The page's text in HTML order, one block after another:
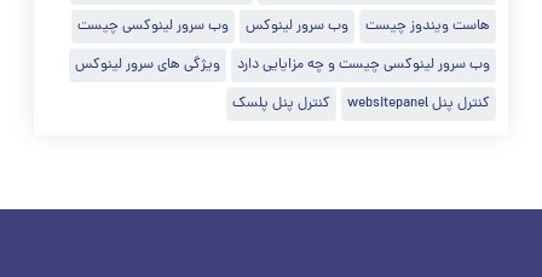
هاست ویندوز چیست
وب سرور لینوکس
وب سرور لینوکسی چیست
وب سرور لینوکسی چیست و چه مزایایی دارد
ویژگی های سرور لینوکس
کنترل پنل websitepanel
کنترل پنل پلسک